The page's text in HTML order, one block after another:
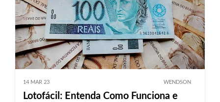
14 MAR 23 WENDSON
Lotofácil: Entenda Como Funciona e